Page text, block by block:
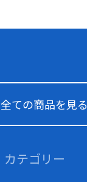
全ての商品を見る
カテゴリー